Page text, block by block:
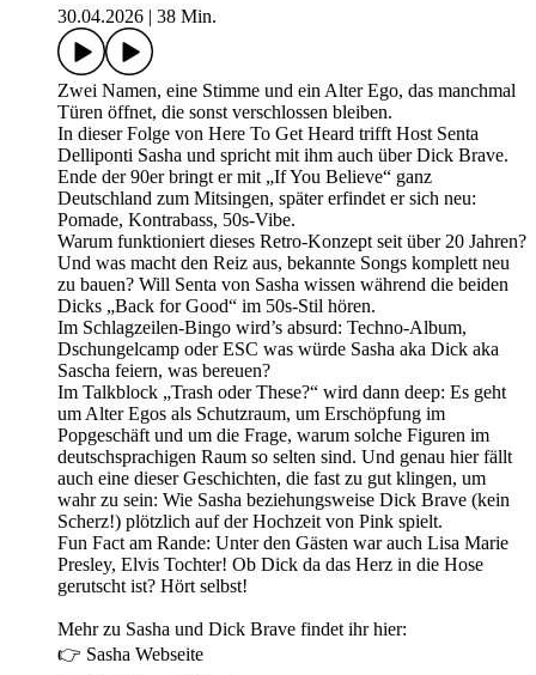
30.04.2026
38 Min.
Zwei Namen, eine Stimme und ein Alter Ego, das manchmal
Türen öffnet, die sonst verschlossen bleiben.
In dieser Folge von Here To Get Heard trifft Host Senta
Delliponti Sasha und spricht mit ihm auch über Dick Brave.
Ende der 90er bringt er mit „If You Believe“ ganz
Deutschland zum Mitsingen, später erfindet er sich neu:
Pomade, Kontrabass, 50s-Vibe.
Warum funktioniert dieses Retro-Konzept seit über 20 Jahren?
Und was macht den Reiz aus, bekannte Songs komplett neu
zu bauen? Will Senta von Sasha wissen während die beiden
Dicks „Back for Good“ im 50s-Stil hören.
Im Schlagzeilen-Bingo wird’s absurd: Techno-Album,
Dschungelcamp oder ESC was würde Sasha aka Dick aka
Sascha feiern, was bereuen?
Im Talkblock „Trash oder These?“ wird dann deep: Es geht
um Alter Egos als Schutzraum, um Erschöpfung im
Popgeschäft und um die Frage, warum solche Figuren im
deutschsprachigen Raum so selten sind. Und genau hier fällt
auch eine dieser Geschichten, die fast zu gut klingen, um
wahr zu sein: Wie Sasha beziehungsweise Dick Brave (kein
Scherz!) plötzlich auf der Hochzeit von Pink spielt.
Fun Fact am Rande: Unter den Gästen war auch Lisa Marie
Presley, Elvis Tochter! Ob Dick da das Herz in die Hose
gerutscht ist? Hört selbst!
Mehr zu Sasha und Dick Brave findet ihr hier:
👉 Sasha Webseite